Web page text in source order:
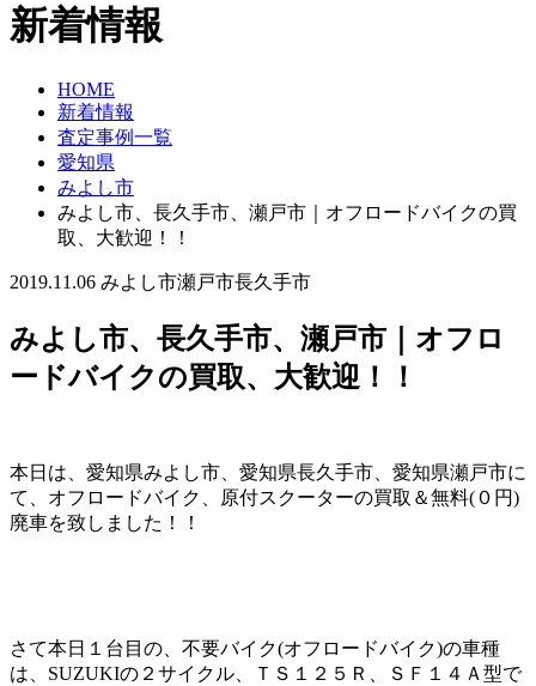
新着情報
HOME
新着情報
査定事例一覧
愛知県
みよし市
みよし市、長久手市、瀬戸市｜オフロードバイクの買
取、大歓迎！！
2019.11.06 みよし市瀬戸市長久手市
みよし市、長久手市、瀬戸市｜オフロ
ードバイクの買取、大歓迎！！
本日は、愛知県みよし市、愛知県長久手市、愛知県瀬戸市に
て、オフロードバイク、原付スクーターの買取＆無料(０円)
廃車を致しました！！
さて本日１台目の、不要バイク(オフロードバイク)の車種
は、SUZUKIの２サイクル、ＴＳ１２５Ｒ、ＳＦ１４Ａ型で